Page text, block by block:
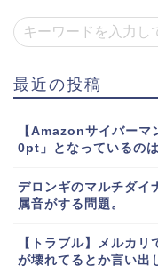
最近の投稿
【Amazonサイバーマ
0pt」となっているの
デロンギのマルチダイ
属音がする問題。
【トラブル】メルカ
が壊れてるとか言い出